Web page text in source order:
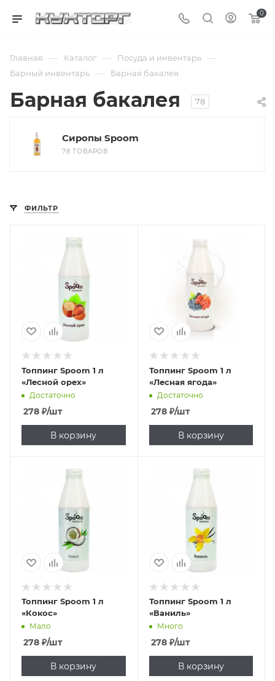
0
Главная — Каталог — Посуда и инвентарь —
Барный инвентарь — Барная бакалея
Барная бакалея 78
Сиропы Spoom
78 ТОВАРОВ
ФИЛЬТР
Топпинг Spoom 1 л
«Лесной орех»
Достаточно
278 ₽/шт
В корзину
Топпинг Spoom 1 л
«Лесная ягода»
Достаточно
278₽/шт
В корзину
Топпинг Spoom 1 л
«Кокос»
Мало
278 ₽/шт
В корзину
Топпинг Spoom 1 л
«Ваниль»
Много
278₽/шт
В корзину